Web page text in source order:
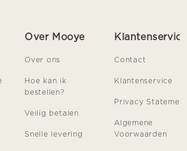
Over Mooye
Over ons
Hoe kan ik
bestellen?
Veilig betalen
Snelle levering
Klantenservice
Contact
Klantenservice
Privacy
Algemene
Voorwaarden